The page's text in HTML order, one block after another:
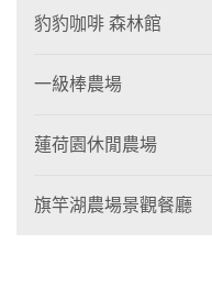
豹豹咖啡 森林館
一級棒農場
蓮荷園休閒農場
旗竿湖農場景觀餐廳